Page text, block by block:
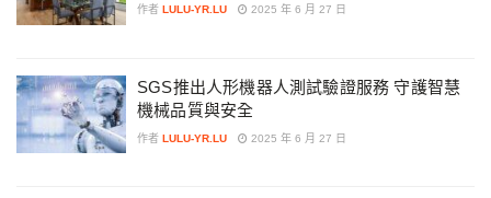
作者 LULU-YR.LU 2025 年 6 月 27 日
SGS推出人形機器人測試驗證服務 守護智慧
機械品質與安全
作者 LULU-YR.LU 2025 年 6 月 27 日